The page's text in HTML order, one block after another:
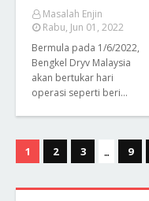
Masalah Enjin
Rabu, Jun 01, 2022
Bermula pada 1/6/2022,
Bengkel Dryv Malaysia
akan bertukar hari
operasi seperti beri…
1 2 3 ... 9